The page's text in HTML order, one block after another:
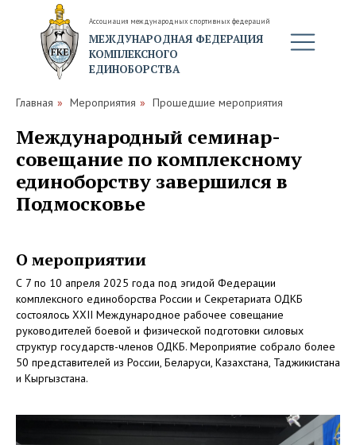
МЕЖДУНАРОДНАЯ ФЕДЕРАЦИЯ
КОМПЛЕКСНОГО
ЕДИНОБОРСТВА
Ассоциация международных спортивных федераций
Главная » Мероприятия » Прошедшие мероприятия
Международный семинар-
совещание по комплексному
единоборству завершился в
Подмосковье
О мероприятии
С 7 по 10 апреля 2025 года под эгидой Федерации
комплексного единоборства России и Секретариата ОДКБ
состоялось XXII Международное рабочее совещание
руководителей боевой и физической подготовки силовых
структур государств-членов ОДКБ. Мероприятие собрало более
50 представителей из России, Беларуси, Казахстана, Таджикистана
и Кыргызстана.